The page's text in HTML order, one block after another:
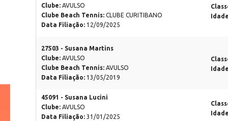
Clube: AVULSO
Clube Beach Tennis: CLUBE CURITIBANO
Data Filiação: 12/09/2025
27503 - Susana Martins
Clube: AVULSO
Clube Beach Tennis: AVULSO
Data Filiação: 13/05/2019
45091 - Susana Lucini
Clube: AVULSO
Data Filiação: 31/01/2025